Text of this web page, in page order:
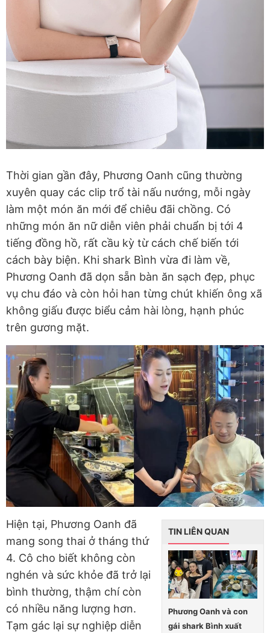
Thời gian gần đây, Phương Oanh cũng thường
xuyên quay các clip trổ tài nấu nướng, mỗi ngày
làm một món ăn mới để chiêu đãi chồng. Có
những món ăn nữ diễn viên phải chuẩn bị tới 4
tiếng đồng hồ, rất cầu kỳ từ cách chế biến tới
cách bày biện. Khi shark Bình vừa đi làm về,
Phương Oanh đã dọn sẵn bàn ăn sạch đẹp, phục
vụ chu đáo và còn hỏi han từng chút khiến ông xã
không giấu được biểu cảm hài lòng, hạnh phúc
trên gương mặt.
TIN LIÊN QUAN
Phương Oanh và con
gái shark Bình xuất
Hiện tại, Phương Oanh đã
mang song thai ở tháng thứ
4. Cô cho biết không còn
nghén và sức khỏe đã trở lại
bình thường, thậm chí còn
có nhiều năng lượng hơn.
Tạm gác lại sự nghiệp diễn